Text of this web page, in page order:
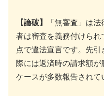
【論破】
「無審査」は
者は審査を義務付けら
点で違法宣言です。先
際には返済時の請求額
ケースが多数報告されて